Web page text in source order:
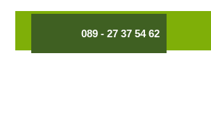
089 - 27 37 54 62